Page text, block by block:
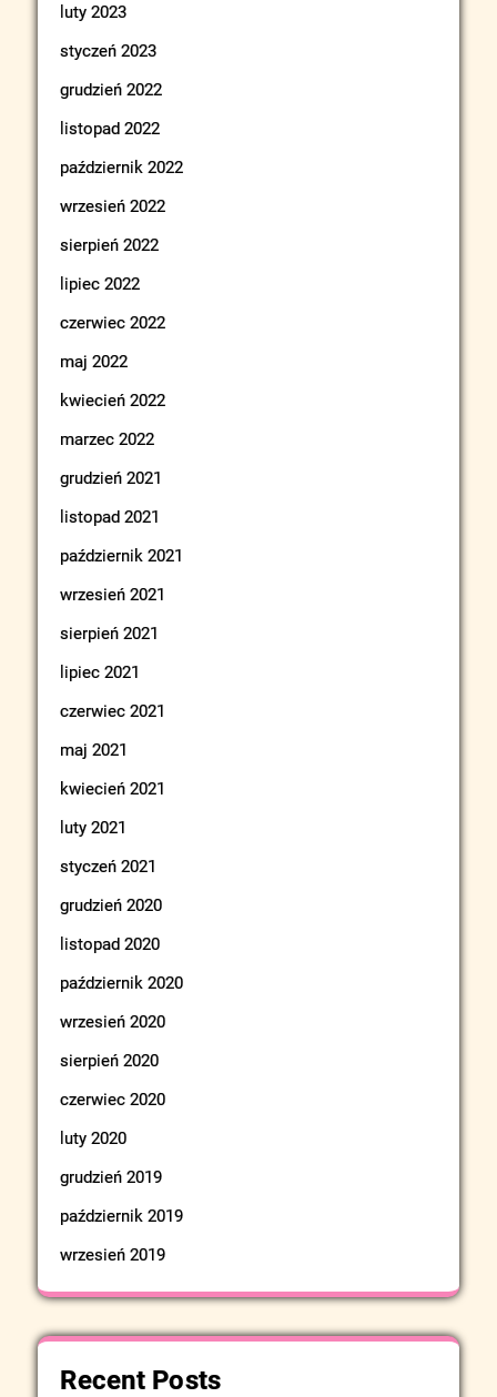
luty 2023
styczeń 2023
grudzień 2022
listopad 2022
październik 2022
wrzesień 2022
sierpień 2022
lipiec 2022
czerwiec 2022
maj 2022
kwiecień 2022
marzec 2022
grudzień 2021
listopad 2021
październik 2021
wrzesień 2021
sierpień 2021
lipiec 2021
czerwiec 2021
maj 2021
kwiecień 2021
luty 2021
styczeń 2021
grudzień 2020
listopad 2020
październik 2020
wrzesień 2020
sierpień 2020
czerwiec 2020
luty 2020
grudzień 2019
październik 2019
wrzesień 2019
Recent Posts